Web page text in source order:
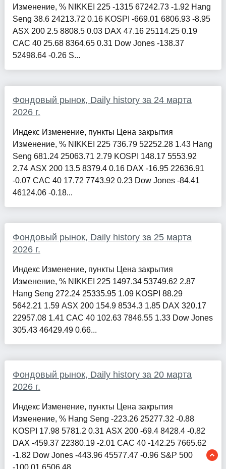
Изменение, % NIKKEI 225 -1315 67242.73 -1.92 Hang
Seng 38.6 24213.72 0.16 KOSPI -669.01 6806.93 -8.95
ASX 200 2.5 8808.5 0.03 DAX 47.16 25114.25 0.19
CAC 40 25.68 8364.65 0.31 Dow Jones -138.37
52498.64 -0.26 S...
Фондовый рынок, Daily history за 24 марта
2026 г.
Индекс Изменение, пункты Цена закрытия
Изменение, % NIKKEI 225 736.79 52252.28 1.43 Hang
Seng 681.24 25063.71 2.79 KOSPI 148.17 5553.92
2.74 ASX 200 13.5 8379.4 0.16 DAX -16.95 22636.91
-0.07 CAC 40 17.72 7743.92 0.23 Dow Jones -84.41
46124.06 -0.18...
Фондовый рынок, Daily history за 25 марта
2026 г.
Индекс Изменение, пункты Цена закрытия
Изменение, % NIKKEI 225 1497.34 53749.62 2.87
Hang Seng 272.24 25335.95 1.09 KOSPI 88.29
5642.21 1.59 ASX 200 154.9 8534.3 1.85 DAX 320.17
22957.08 1.41 CAC 40 102.63 7846.55 1.33 Dow Jones
305.43 46429.49 0.66...
Фондовый рынок, Daily history за 20 марта
2026 г.
Индекс Изменение, пункты Цена закрытия
Изменение, % Hang Seng -223.26 25277.32 -0.88
KOSPI 17.98 5781.2 0.31 ASX 200 -69.4 8428.4 -0.82
DAX -459.37 22380.19 -2.01 CAC 40 -142.25 7665.62
-1.82 Dow Jones -443.96 45577.47 -0.96 S&P 500